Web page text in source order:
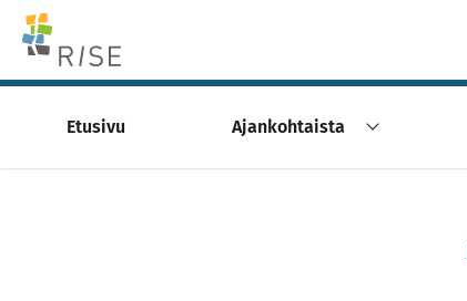
Skip to content -saavutettavuusohje
Etusivu Ajankohtaista